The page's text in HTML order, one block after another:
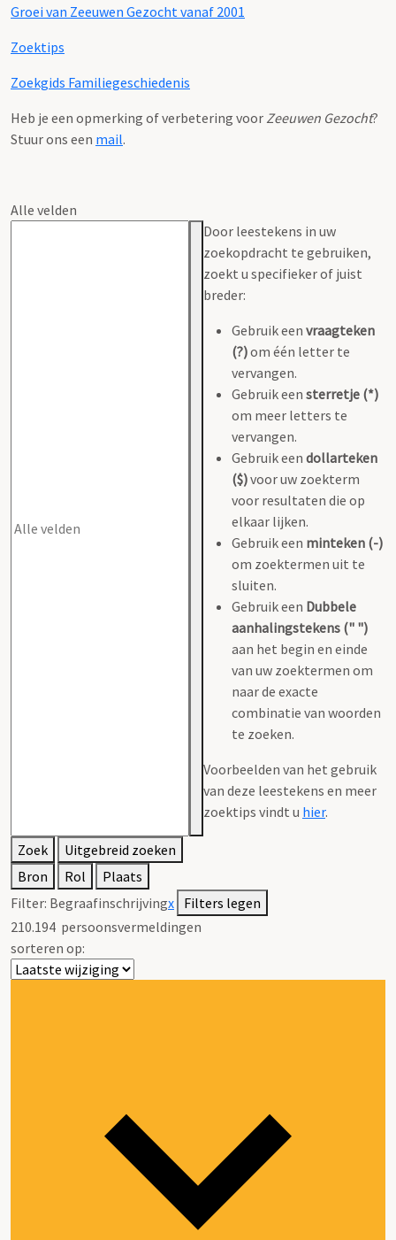
Groei van Zeeuwen Gezocht vanaf 2001
Zoektips
Zoekgids Familiegeschiedenis
Heb je een opmerking of verbetering voor Zeeuwen Gezocht?
Stuur ons een mail.
Alle velden
Door leestekens in uw
zoekopdracht te gebruiken,
zoekt u specifieker of juist
breder:
Gebruik een vraagteken
(?)om één letter te
vervangen.
Gebruik een sterretje (*)
om meer letters te
vervangen.
Gebruik een dollarteken
($)voor uw zoekterm
voor resultaten die op
elkaar lijken.
Gebruik een minteken (-)
om zoektermen uit te
sluiten.
Gebruik een Dubbele
aanhalingstekens (" ")
aan het begin en einde
van uw zoektermen om
naar de exacte
combinatie van woorden
te zoeken.
Voorbeelden van het gebruik
van deze leestekens en meer
zoektips vindt u hier.
Zoek
Uitgebreid zoeken
Bron
Rol
Plaats
Filter: Begraafinschrijvingx Filters legen
210.194 persoonsvermeldingen
sorteren op: